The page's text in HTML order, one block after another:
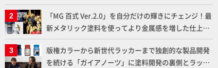
下ろしでご紹介!!さらに「大鉄人17」＆「ワンエイ
ト」セット情報もお届け！【超合金の魂】
「MG 百式 Ver.2.0」を自分だけの輝きにチェンジ！最
新メタリック塗料を使ってより金属感を増した仕上が
りに!!【試し読み】
版権カラーから新世代ラッカーまで独創的な製品開発
を続ける「ガイアノーツ」に塗料開発の裏側とラッカ